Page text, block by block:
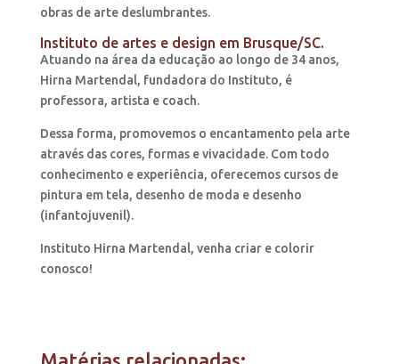
obras de arte deslumbrantes.
Instituto de artes e design em Brusque/SC.
Atuando na área da educação ao longo de 34 anos,
Hirna Martendal, fundadora do Instituto, é
professora, artista e coach.
Dessa forma, promovemos o encantamento pela arte
através das cores, formas e vivacidade. Com todo
conhecimento e experiência, oferecemos cursos de
pintura em tela, desenho de moda e desenho
(infantojuvenil).
Instituto Hirna Martendal, venha criar e colorir
conosco!